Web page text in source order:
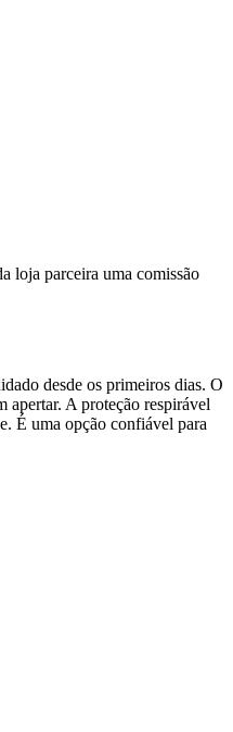
loja parceira uma comissão
desde os primeiros dias. O
apertar. A proteção respirável
É uma opção confiável para